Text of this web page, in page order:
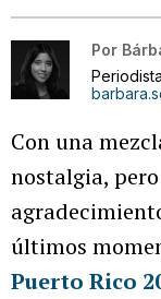
Por
Con una
nostalgia,
últimos
Puerto Rico